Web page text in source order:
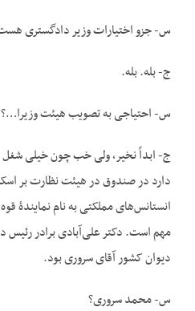
س- جزو اختیارات وزیر دادگستری
ج- بله. بله.
س- احتیاجی به تصویب هیئت وزیرا…؟
ج- ابداً نخیر، ولی خب چون خیلی
دارد در صندوق در هیئت نظارت بر
انستانس‌های مملکتی به نام نمایندۀ
مهم است. دکتر علی‌آبادی برادر
دیوان کشور آقای سروری بود.
س- محمد سروری؟